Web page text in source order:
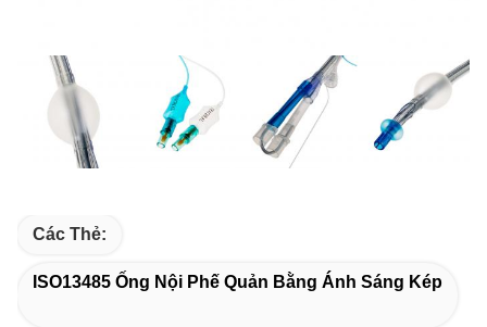
Các Thẻ:
ISO13485 Ống Nội Phế Quản Bằng Ánh Sáng Kép